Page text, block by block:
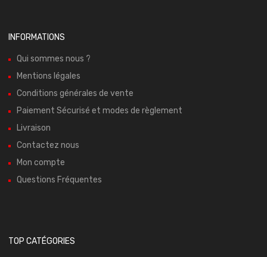
INFORMATIONS
Qui sommes nous ?
Mentions légales
Conditions générales de vente
Paiement Sécurisé et modes de règlement
Livraison
Contactez nous
Mon compte
Questions Fréquentes
TOP CATÉGORIES